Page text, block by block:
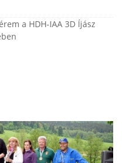
a HDH-IAA 3D Íjász